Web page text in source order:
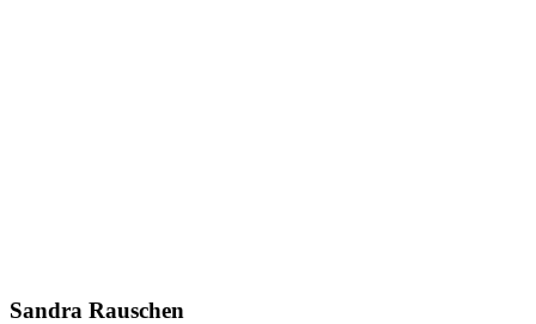
Sandra Rauschen